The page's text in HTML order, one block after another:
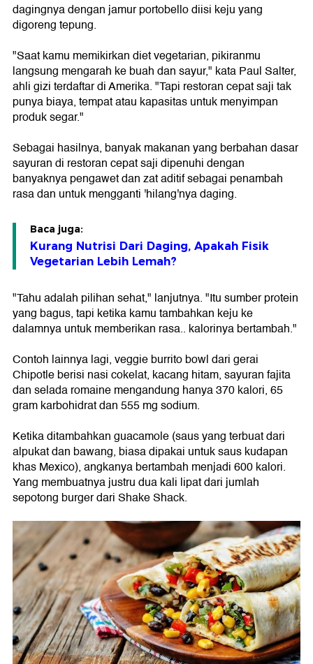
dagingnya dengan jamur portobello diisi keju yang
digoreng tepung.
"Saat kamu memikirkan diet vegetarian, pikiranmu
langsung mengarah ke buah dan sayur," kata Paul Salter,
ahli gizi terdaftar di Amerika. "Tapi restoran cepat saji tak
punya biaya, tempat atau kapasitas untuk menyimpan
produk segar."
Sebagai hasilnya, banyak makanan yang berbahan dasar
sayuran di restoran cepat saji dipenuhi dengan
banyaknya pengawet dan zat aditif sebagai penambah
rasa dan untuk mengganti 'hilang'nya daging.
Baca juga:
Kurang Nutrisi Dari Daging, Apakah Fisik
Vegetarian Lebih Lemah?
"Tahu adalah pilihan sehat," lanjutnya. "Itu sumber protein
yang bagus, tapi ketika kamu tambahkan keju ke
dalamnya untuk memberikan rasa.. kalorinya bertambah."
Contoh lainnya lagi, veggie burrito bowl dari gerai
Chipotle berisi nasi cokelat, kacang hitam, sayuran fajita
dan selada romaine mengandung hanya 370 kalori, 65
gram karbohidrat dan 555 mg sodium.
Ketika ditambahkan guacamole (saus yang terbuat dari
alpukat dan bawang, biasa dipakai untuk saus kudapan
khas Mexico), angkanya bertambah menjadi 600 kalori.
Yang membuatnya justru dua kali lipat dari jumlah
sepotong burger dari Shake Shack.